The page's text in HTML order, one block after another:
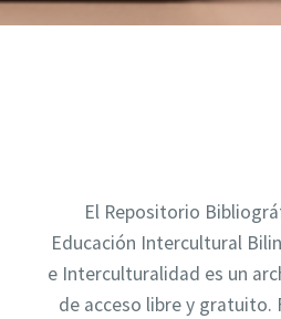
El Repositorio
Educación Intercultural
e Interculturalidad es un
de acceso libre y gratuito.